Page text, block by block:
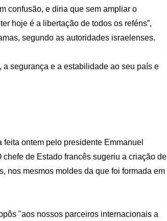
confusão, e diria que sem ampliar o
hoje é a libertação de todos os reféns”,
segundo as autoridades israelenses.
a segurança e a estabilidade ao seu país e
ontem pelo presidente Emmanuel
de Estado francês sugeriu a criação de
nos mesmos moldes da que foi formada em
"aos nossos parceiros internacionais a